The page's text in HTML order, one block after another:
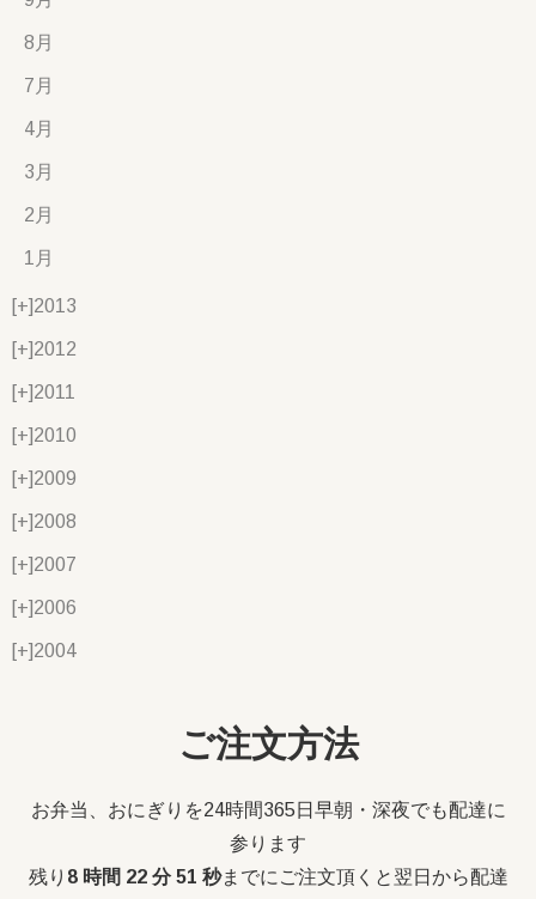
8月
7月
4月
3月
2月
1月
[+]2013
[+]2012
[+]2011
[+]2010
[+]2009
[+]2008
[+]2007
[+]2006
[+]2004
ご注文方法
お弁当、おにぎりを24時間365日早朝・深夜でも配達に
参ります
残り 8 時間 22 分 50 秒までにご注文頂くと翌日から配達